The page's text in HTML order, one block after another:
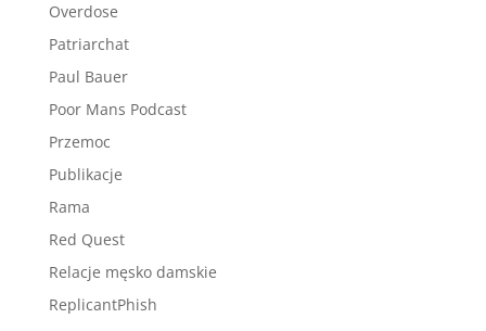
Overdose
Patriarchat
Paul Bauer
Poor Mans Podcast
Przemoc
Publikacje
Rama
Red Quest
Relacje męsko damskie
ReplicantPhish